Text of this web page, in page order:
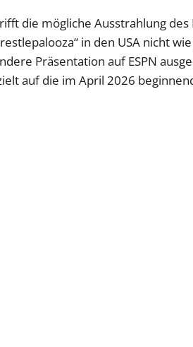
die mögliche Ausstrahlung des
in den USA nicht
Präsentation auf ESPN
auf die im April 2026